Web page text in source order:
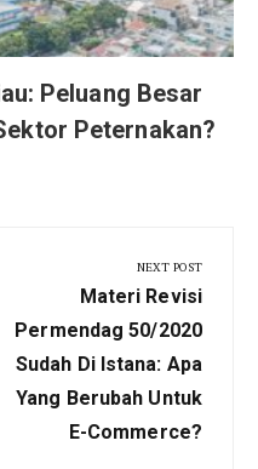
Peluang Besar
Peternakan?
NEXT POST
Next
Post:
Materi Revisi
Permendag 50/2020
Sudah Di Istana: Apa
Yang Berubah Untuk
E-Commerce?